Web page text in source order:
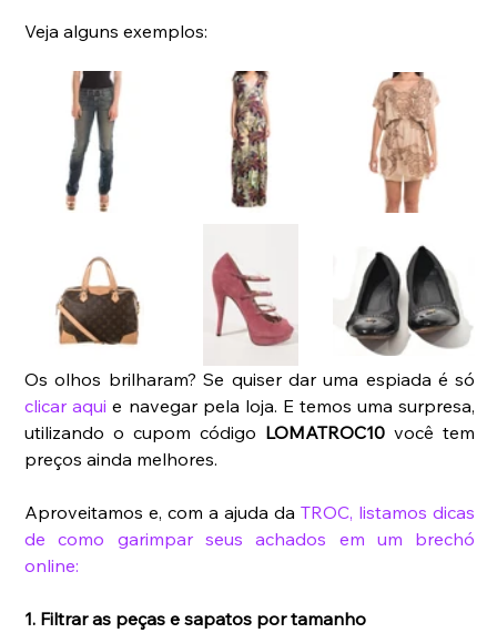
Veja alguns exemplos:
clicar aqui e navegar pela loja. E temos uma surpresa,
utilizando o cupom código LOMATROC10 você tem
preços ainda melhores.
Aproveitamos e, com a ajuda da TROC, listamos dicas
de como garimpar seus achados em um brechó
online:
1. Filtrar as peças e sapatos por tamanho